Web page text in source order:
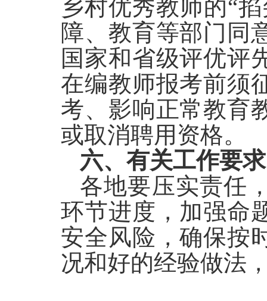
乡村优秀教师的“
障、教育等部门同
国家和省级评优评
在编教师报考前须
考、影响正常教育
或取消聘用资格。
六、有关工作要求
各地要压实责任
环节进度，加强命
安全风险，确保按
况和好的经验做法